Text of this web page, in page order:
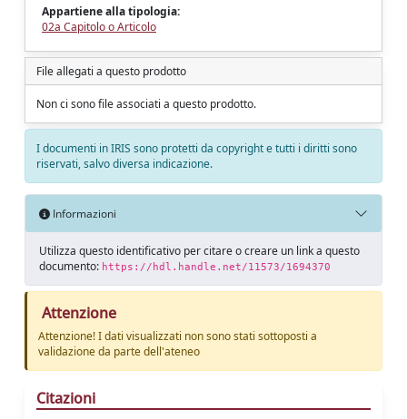
Appartiene alla tipologia:
02a Capitolo o Articolo
File allegati a questo prodotto
Non ci sono file associati a questo prodotto.
I documenti in IRIS sono protetti da copyright e tutti i diritti sono
riservati, salvo diversa indicazione.
Informazioni
Utilizza questo identificativo per citare o creare un link a questo
documento: https://hdl.handle.net/11573/1694370
Attenzione
Attenzione! I dati visualizzati non sono stati sottoposti a
validazione da parte dell'ateneo
Citazioni